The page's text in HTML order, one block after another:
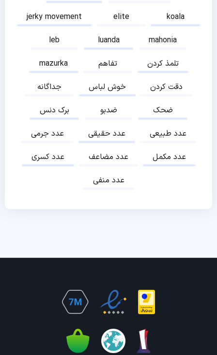
jerky movement
elite
koala
leb
luanda
mahonia
mazurka
تفاهم
تلمذ کردن
جداگانه
خوش لباس
دقت کردن
برک دنس
ضدبو
ضحک
عدد جرمی
عدد حقیقی
عدد طبیعی
عدد کسری
عدد مضاعف
عدد مکمل
عدد منفی